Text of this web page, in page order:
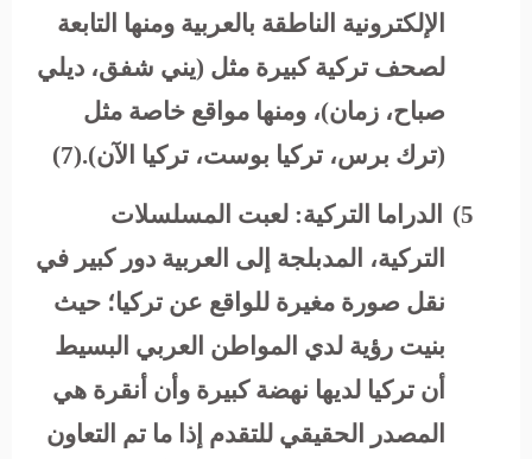
الإلكترونية الناطقة بالعربية ومنها التابعة
لصحف تركية كبيرة مثل (يني شفق، ديلي
صباح، زمان)، ومنها مواقع خاصة مثل
(ترك برس، تركيا بوست، تركيا الآن).(7)
5) الدراما التركية: لعبت المسلسلات
التركية، المدبلجة إلى العربية دور كبير في
نقل صورة مغيرة للواقع عن تركيا؛ حيث
بنيت رؤية لدي المواطن العربي البسيط
أن تركيا لديها نهضة كبيرة وأن أنقرة هي
المصدر الحقيقي للتقدم إذا ما تم التعاون